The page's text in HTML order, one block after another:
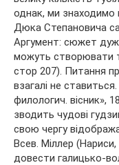
однак, ми знаходимо
Дюка Степановича
Аргумент: сюжет
можуть створювати
стор 207). Питання
взагалі не
филологич. вісник»,
зводить чудові
свою чергу
Всев. Міллер
довести галицько-